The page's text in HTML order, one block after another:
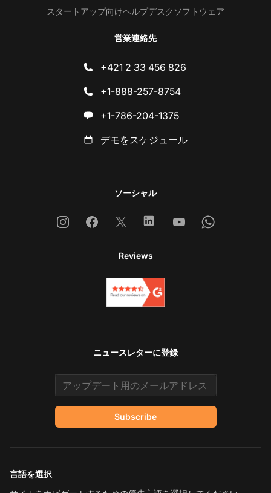
スタートアップ向けヘルプデスクソフトウェア
営業連絡先
+421 2 33 456 826
+1-888-257-8754
+1-786-204-1375
デモをスケジュール
ソーシャル
InstagramFacebook
X LinkedinYoutubeWhatsapp
Reviews
ニュースレターに登録
Email address
Subscribe
言語を選択